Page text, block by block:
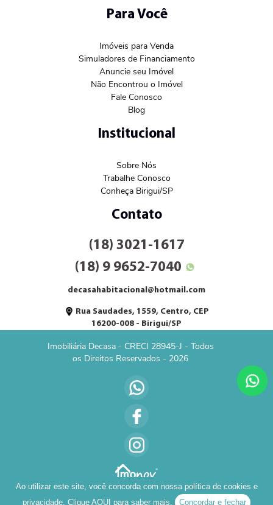
Ao utilizar este site, você concorda com nossa política de cookies e
privacidade. Clique AQUI para saber mais. Concordar e fechar
Para Você
Imóveis para Venda
Simuladores de Financiamento
Anuncie seu Imóvel
Não Encontrou o Imóvel
Fale Conosco
Blog
Institucional
Sobre Nós
Trabalhe Conosco
Conheça Birigui/SP
Contato
(18) 3021-1617
(18) 9 9652-7040
decasahabitacional@hotmail.com
Rua Saudades, 1559, Centro, CEP
16200-008 - Birigui/SP
Imobiliária Decasa - CRECI 28945-J - Todos
os Direitos Reservados - 2026